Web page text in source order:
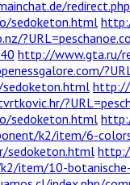
sedoketon.html
http://www.gta.ru/
sedoketon.htmlhttp://
sedoketon.html
k2/item/6-
sedoketon.html
item/10-